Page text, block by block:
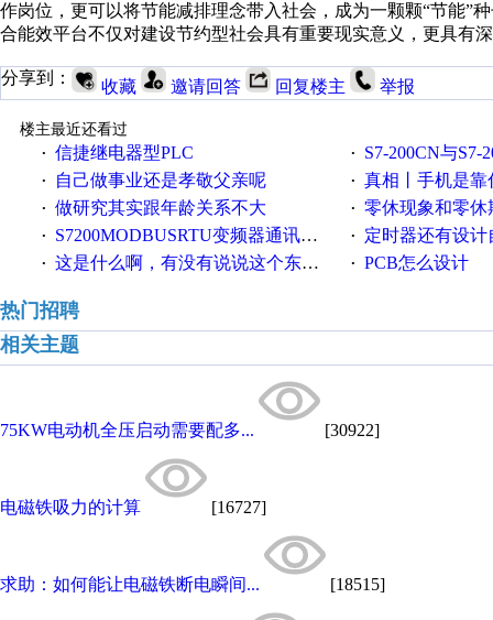
作岗位，更可以将节能减排理念带入社会，成为一颗颗“节能”
合能效平台不仅对建设节约型社会具有重要现实意义，更具有
分享到： 收藏 邀请回答 回复楼主 举报
楼主最近还看过
· 信捷继电器型PLC · S7-200CN与S7-
· 自己做事业还是孝敬父亲呢 · 真相丨手机是靠什么震
· 做研究其实跟年龄关系不大 · 零休现象和零休
· S7200MODBUSRTU变频器通讯求助！ · 定时器还有设
· 这是什么啊，有没有说说这个东西怎么用的 · PCB怎么设计
热门招聘
相关主题
75KW电动机全压启动需要配多... [30922]
电磁铁吸力的计算 [16727]
求助：如何能让电磁铁断电瞬间... [18515]